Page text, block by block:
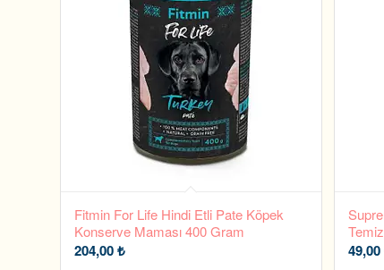
Fitmin For Life Hindi Etli Pate Köpek
Konserve Maması 400 Gram
204,00₺ 49,00